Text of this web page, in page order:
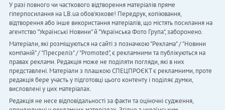
У разі повного чи часткового відтворення матеріалів пряме
гіперпосилання на LB.ua обов'язкове! Передрук, копіювання,
відтворення або інше використання матеріалів, що містять посилання на
агентство "Українськi Новини" й "Українська Фото Група", заборонено.
Матеріали, які розміщуються на сайті з позначкою "Реклама" / "Новини
компаній" / "Пресреліз" / "Promoted", є рекламними та публікуються на
правах реклами. Редакція може не поділяти погляди, які в них
представлені. Матеріали з плашкою СПЕЦПРОЄКТ є рекламними, проте
редакція бере участь у підготовці цього контенту і поділяє думки,
висловлені у цих матеріалах.
Редакція не несе відповідальності за факти та оціночні судження,